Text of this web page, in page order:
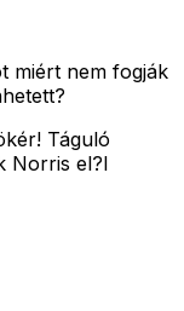
miért nem fogják
Táguló
Norris el?l